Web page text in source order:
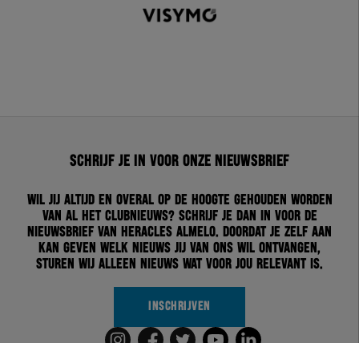
Schrijf je in voor onze nieuwsbrief
Wil jij altijd en overal op de hoogte gehouden worden
van al het clubnieuws? Schrijf je dan in voor de
nieuwsbrief van Heracles Almelo. Doordat je zelf aan
kan geven welk nieuws jij van ons wil ontvangen,
sturen wij alleen nieuws wat voor jou relevant is.
INSCHRIJVEN